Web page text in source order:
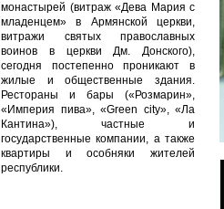
монастырей (витраж «Дева Мария с
младенцем» в Армянской церкви,
витражи святых православных
воинов в церкви Дм. Донского),
сегодня постепенно проникают в
жилые и общественные здания.
Рестораны и бары («Розмарин»,
«Империя пива», «Green city», «Ла
Кантина»), частные и
государственные компании, а также
квартиры и особняки жителей
республики.